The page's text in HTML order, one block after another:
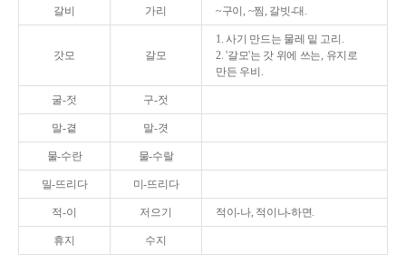
갈비 가리 ~구이, ~찜, 갈빗-대.
갓모 갈모
1. 사기 만드는 물레 밑 고리.
2. '갈모'는 갓 위에 쓰는, 유지로
만든 우비.
굴-젓 구-젓
말-곁 말-겻
물-수란 물-수랄
밀-뜨리다 미-뜨리다
적-이 저으기 적이-나, 적이나-하면.
휴지 수지